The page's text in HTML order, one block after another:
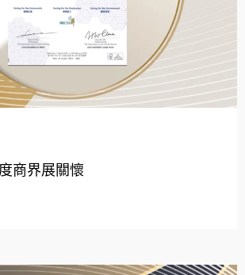
商界展關懷